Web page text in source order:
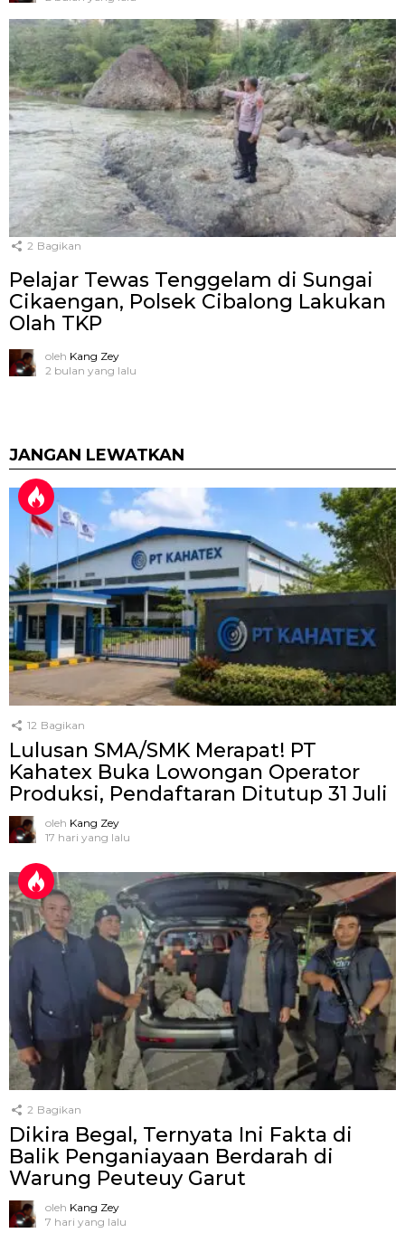
2 Bagikan
Pelajar Tewas Tenggelam di Sungai
Cikaengan, Polsek Cibalong Lakukan
Olah TKP
oleh Kang Zey
2 bulan yang lalu
JANGAN LEWATKAN
12 Bagikan
Lulusan SMA/SMK Merapat! PT
Kahatex Buka Lowongan Operator
Produksi, Pendaftaran Ditutup 31 Juli
oleh Kang Zey
17 hari yang lalu
2 Bagikan
Dikira Begal, Ternyata Ini Fakta di
Balik Penganiayaan Berdarah di
Warung Peuteuy Garut
oleh Kang Zey
7 hari yang lalu